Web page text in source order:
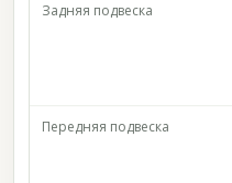
Задняя подвеска
Передняя подвеска